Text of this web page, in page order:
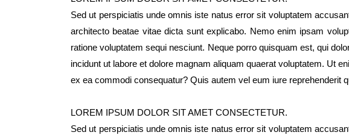
Sed ut perspiciatis unde omnis iste natus error sit voluptatem
architecto beatae vitae dicta sunt explicabo. Nemo enim ipsam
ratione voluptatem sequi nesciunt. Neque porro quisquam est, qui
incidunt ut labore et dolore magnam aliquam quaerat voluptatem. Ut
ex ea commodi consequatur? Quis autem vel eum iure reprehenderit
LOREM IPSUM DOLOR SIT AMET CONSECTETUR.
Sed ut perspiciatis unde omnis iste natus error sit voluptatem